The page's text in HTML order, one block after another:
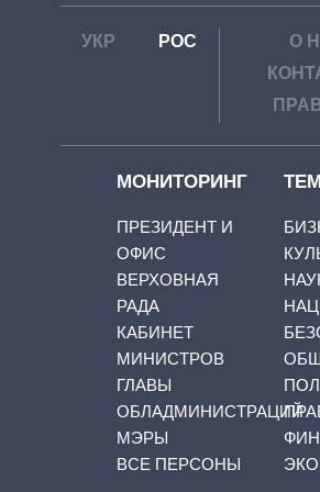
УКР РОС
О
МОНИТОРИНГ
ПРЕЗИДЕНТ И
ОФИС
ВЕРХОВНАЯ
РАДА
КАБИНЕТ
МИНИСТРОВ
ГЛАВЫ
ОБЛАДМИНИСТРАЦИЙ
МЭРЫ
ВСЕ ПЕРСОНЫ